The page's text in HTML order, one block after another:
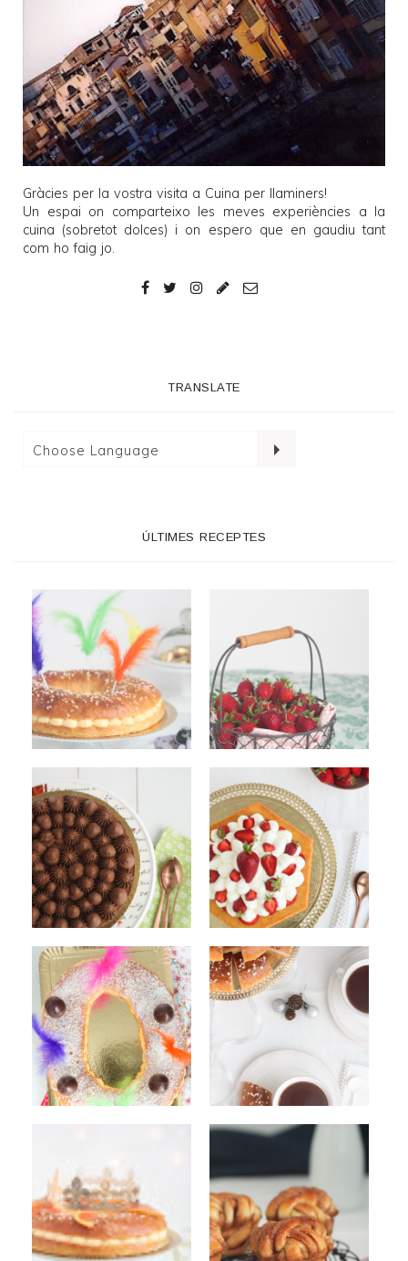
Gràcies per la vostra visita a Cuina per llaminers!
Un espai on comparteixo les meves experiències a la
cuina (sobretot dolces) i on espero que en gaudiu tant
com ho faig jo.
TRANSLATE
ÚLTIMES RECEPTES